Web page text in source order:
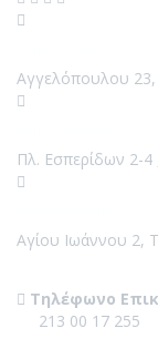
Αγγελόπουλου
Πλ. Εσπερίδων 2-
Αγίου Ιωάννου 2,
Τηλέφωνο
213 00 17 255